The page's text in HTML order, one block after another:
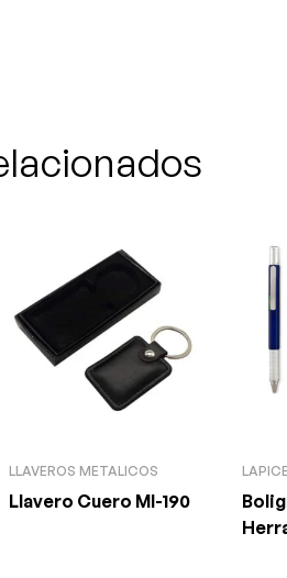
LLAVEROS METALICOS
Llavero Cuero Ml-190